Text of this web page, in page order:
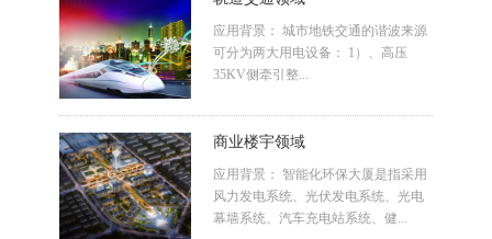
应用背景： 城市地铁交通的谐波来源
可分为两大用电设备： 1）、高压
35KV侧牵引整...
商业楼宇领域
应用背景： 智能化环保大厦是指采用
风力发电系统、光伏发电系统、光电
幕墙系统、汽车充电站系统、健...